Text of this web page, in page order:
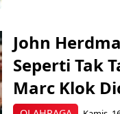
John
Seperti Tak
Marc Klok